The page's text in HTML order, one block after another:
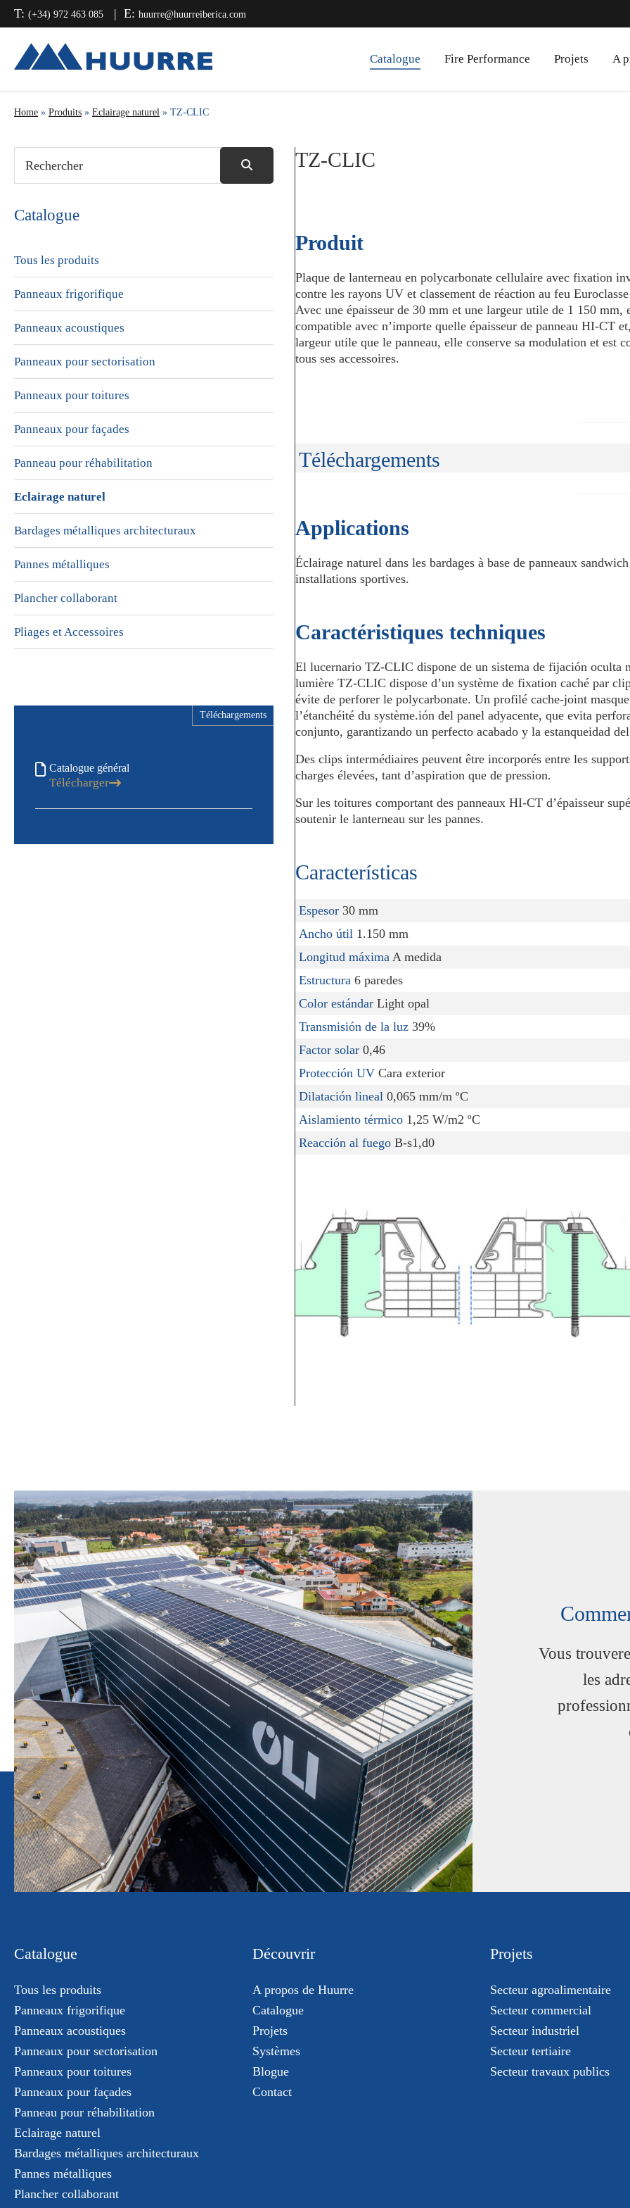
Passer
à
navigation
principale
Passer
au
contenu
principal
Passer
à
barre
latérale
principale
T: (+34) 972 463 085 E: huurre@huurreiberica.com
Catalogue Fire Performance Projets A
Home » Produits » Eclairage naturel » TZ-CLIC
TZ-CLIC
Produit
Plaque de lanterneau en polycarbonate cellulaire avec fixation
contre les rayons UV et classement de réaction au feu
Avec une épaisseur de 30 mm et une largeur utile de 1 150 mm,
compatible avec n’importe quelle épaisseur de panneau HI-CT
largeur utile que le panneau, elle conserve sa modulation et est
tous ses accessoires.
Téléchargements
Applications
Éclairage naturel dans les bardages à base de panneaux
installations sportives.
Caractéristiques techniques
El lucernario TZ-CLIC dispone de un sistema de fijación oculta
lumière TZ-CLIC dispose d’un système de fixation caché par
évite de perforer le polycarbonate. Un profilé cache-joint
l’étanchéité du système.ión del panel adyacente, que evita
conjunto, garantizando un perfecto acabado y la estanqueidad
Des clips intermédiaires peuvent être incorporés entre les
charges élevées, tant d’aspiration que de pression.
Sur les toitures comportant des panneaux HI-CT d’épaisseur
soutenir le lanterneau sur les pannes.
Características
Espesor 30 mm
Ancho útil 1.150 mm
Longitud máxima A medida
Estructura 6 paredes
Color estándar Light opal
Transmisión de la luz 39%
Factor solar 0,46
Protección UV Cara exterior
Dilatación lineal 0,065 mm/m ºC
Aislamiento térmico 1,25 W/m2 ºC
Reacción al fuego B-s1,d0
Catalogue
Tous les produits
Panneaux frigorifique
Panneaux acoustiques
Panneaux pour sectorisation
Panneaux pour toitures
Panneaux pour façades
Panneau pour réhabilitation
Eclairage naturel
Bardages métalliques architecturaux
Pannes métalliques
Plancher collaborant
Pliages et Accessoires
Téléchargements
Catalogue général
Télécharger
Vous
les
Catalogue
Tous les produits
Panneaux frigorifique
Panneaux acoustiques
Panneaux pour sectorisation
Panneaux pour toitures
Panneaux pour façades
Panneau pour réhabilitation
Eclairage naturel
Bardages métalliques architecturaux
Pannes métalliques
Plancher collaborant
Découvrir
A propos de Huurre
Catalogue
Projets
Systèmes
Blogue
Contact
Projets
Secteur agroalimentaire
Secteur commercial
Secteur industriel
Secteur tertiaire
Secteur travaux publics